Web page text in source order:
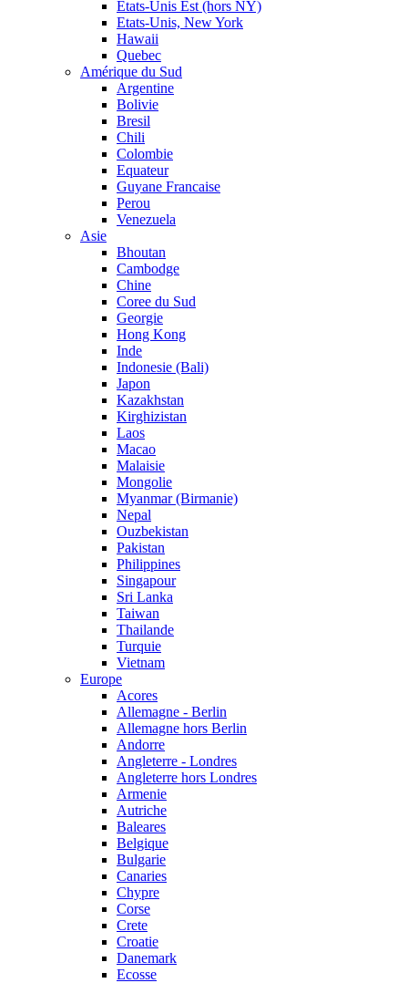
Etats-Unis Est (hors NY)
Etats-Unis, New York
Hawaii
Quebec
Amérique du Sud
Argentine
Bolivie
Bresil
Chili
Colombie
Equateur
Guyane Francaise
Perou
Venezuela
Asie
Bhoutan
Cambodge
Chine
Coree du Sud
Georgie
Hong Kong
Inde
Indonesie (Bali)
Japon
Kazakhstan
Kirghizistan
Laos
Macao
Malaisie
Mongolie
Myanmar (Birmanie)
Nepal
Ouzbekistan
Pakistan
Philippines
Singapour
Sri Lanka
Taiwan
Thailande
Turquie
Vietnam
Europe
Acores
Allemagne - Berlin
Allemagne hors Berlin
Andorre
Angleterre - Londres
Angleterre hors Londres
Armenie
Autriche
Baleares
Belgique
Bulgarie
Canaries
Chypre
Corse
Crete
Croatie
Danemark
Ecosse